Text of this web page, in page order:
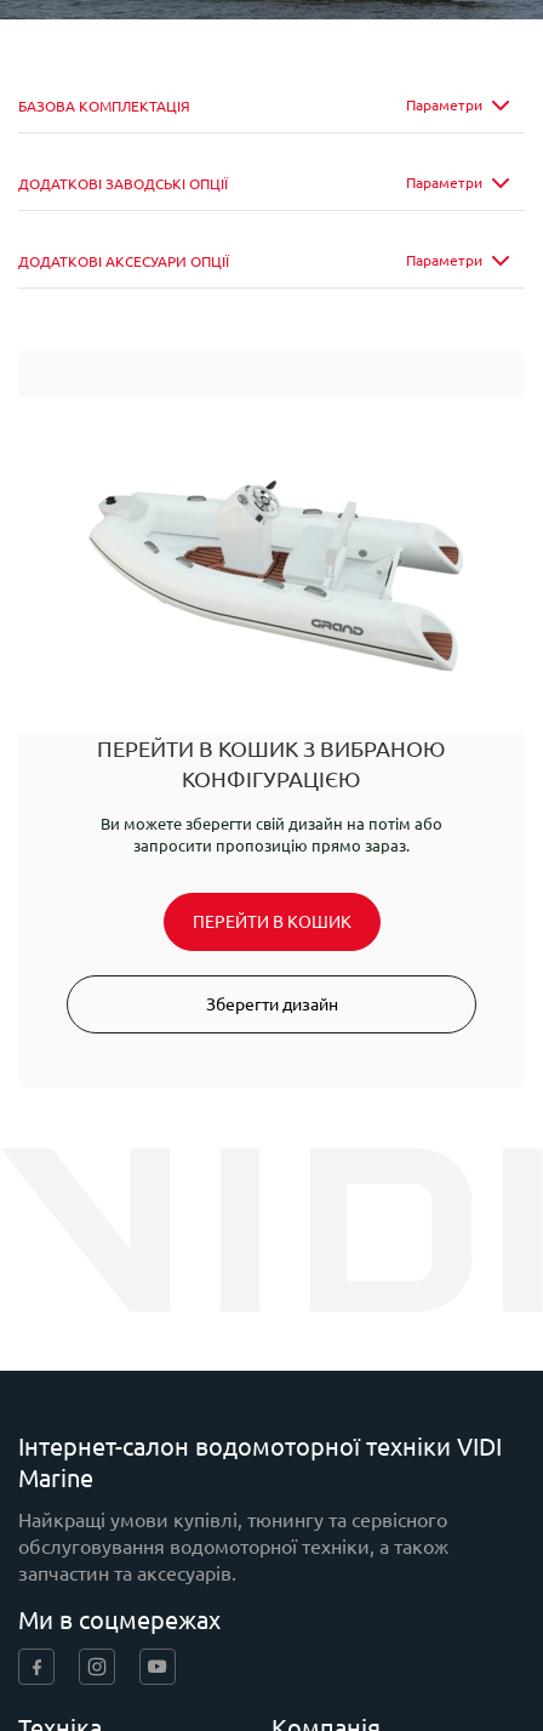
Параметри
БАЗОВА КОМПЛЕКТАЦІЯ
Параметри
ДОДАТКОВІ ЗАВОДСЬКІ ОПЦІЇ
Параметри
ДОДАТКОВІ АКСЕСУАРИ ОПЦІЇ
ПЕРЕЙТИ В КОШИК З ВИБРАНОЮ
КОНФІГУРАЦІЄЮ
Ви можете зберегти свій дизайн на потім або
запросити пропозицію прямо зараз.
ПЕРЕЙТИ В КОШИК
Зберегти дизайн
Інтернет-салон водомоторної техніки VIDI
Marine
Найкращі умови купівлі, тюнингу та сервісного
обслуговування водомоторної техніки, а також
запчастин та аксесуарів.
Ми в соцмережах